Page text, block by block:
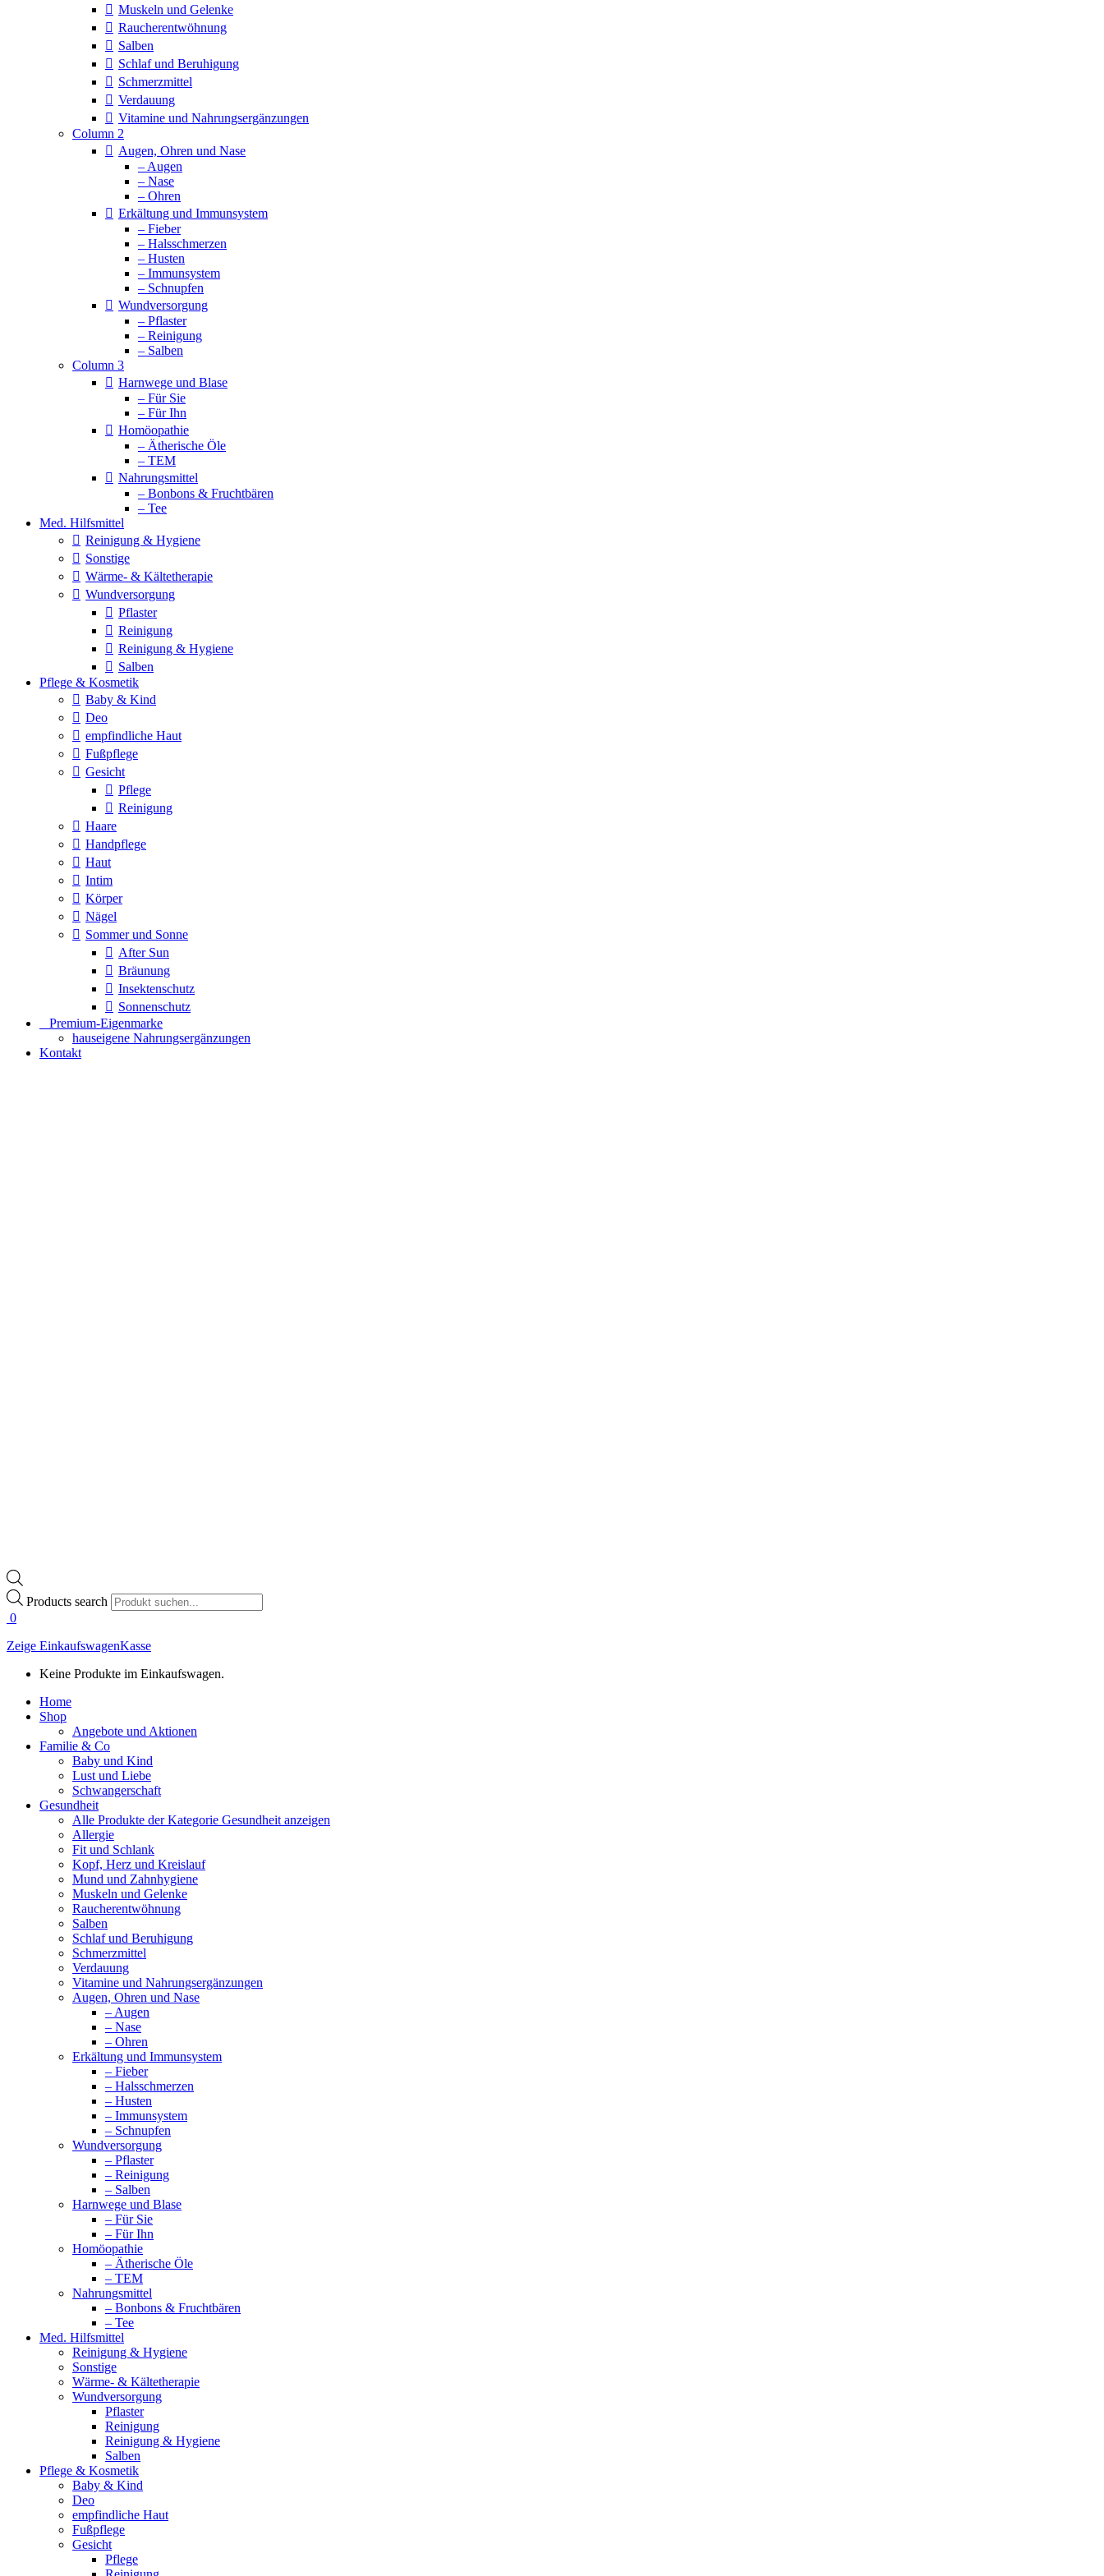
Muskeln und Gelenke
Raucherentwöhnung
Salben
Schlaf und Beruhigung
Schmerzmittel
Verdauung
Vitamine und Nahrungsergänzungen
Column 2
Augen, Ohren und Nase
– Augen
– Nase
– Ohren
Erkältung und Immunsystem
– Fieber
– Halsschmerzen
– Husten
– Immunsystem
– Schnupfen
Wundversorgung
– Pflaster
– Reinigung
– Salben
Column 3
Harnwege und Blase
– Für Sie
– Für Ihn
Homöopathie
– Ätherische Öle
– TEM
Nahrungsmittel
– Bonbons & Fruchtbären
– Tee
Med. Hilfsmittel
Reinigung & Hygiene
Sonstige
Wärme- & Kältetherapie
Wundversorgung
Pflaster
Reinigung
Reinigung & Hygiene
Salben
Pflege & Kosmetik
Baby & Kind
Deo
empfindliche Haut
Fußpflege
Gesicht
Pflege
Reinigung
Haare
Handpflege
Haut
Intim
Körper
Nägel
Sommer und Sonne
After Sun
Bräunung
Insektenschutz
Sonnenschutz
⠀​Premium-Eigenmarke
hauseigene Nahrungsergänzungen
Kontakt
Products search
0
Zeige EinkaufswagenKasse
Keine Produkte im Einkaufswagen.
Home
Shop
Angebote und Aktionen
Familie & Co
Baby und Kind
Lust und Liebe
Schwangerschaft
Gesundheit
Alle Produkte der Kategorie Gesundheit anzeigen
Allergie
Fit und Schlank
Kopf, Herz und Kreislauf
Mund und Zahnhygiene
Muskeln und Gelenke
Raucherentwöhnung
Salben
Schlaf und Beruhigung
Schmerzmittel
Verdauung
Vitamine und Nahrungsergänzungen
Augen, Ohren und Nase
– Augen
– Nase
– Ohren
Erkältung und Immunsystem
– Fieber
– Halsschmerzen
– Husten
– Immunsystem
– Schnupfen
Wundversorgung
– Pflaster
– Reinigung
– Salben
Harnwege und Blase
– Für Sie
– Für Ihn
Homöopathie
– Ätherische Öle
– TEM
Nahrungsmittel
– Bonbons & Fruchtbären
– Tee
Med. Hilfsmittel
Reinigung & Hygiene
Sonstige
Wärme- & Kältetherapie
Wundversorgung
Pflaster
Reinigung
Reinigung & Hygiene
Salben
Pflege & Kosmetik
Baby & Kind
Deo
empfindliche Haut
Fußpflege
Gesicht
Pflege